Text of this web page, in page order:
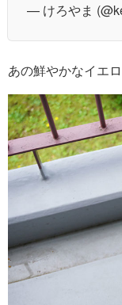
— けろやま
あの鮮やかなイエ